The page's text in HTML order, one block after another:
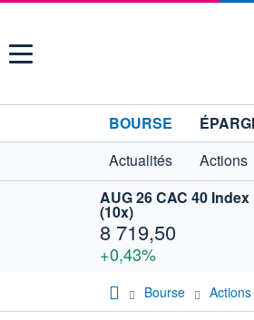
Menu
BOURSE
Actualités
Actions
AUG 26 CAC 40 Index
(10x)
8 719,50
+0,43%
Bourse Actions